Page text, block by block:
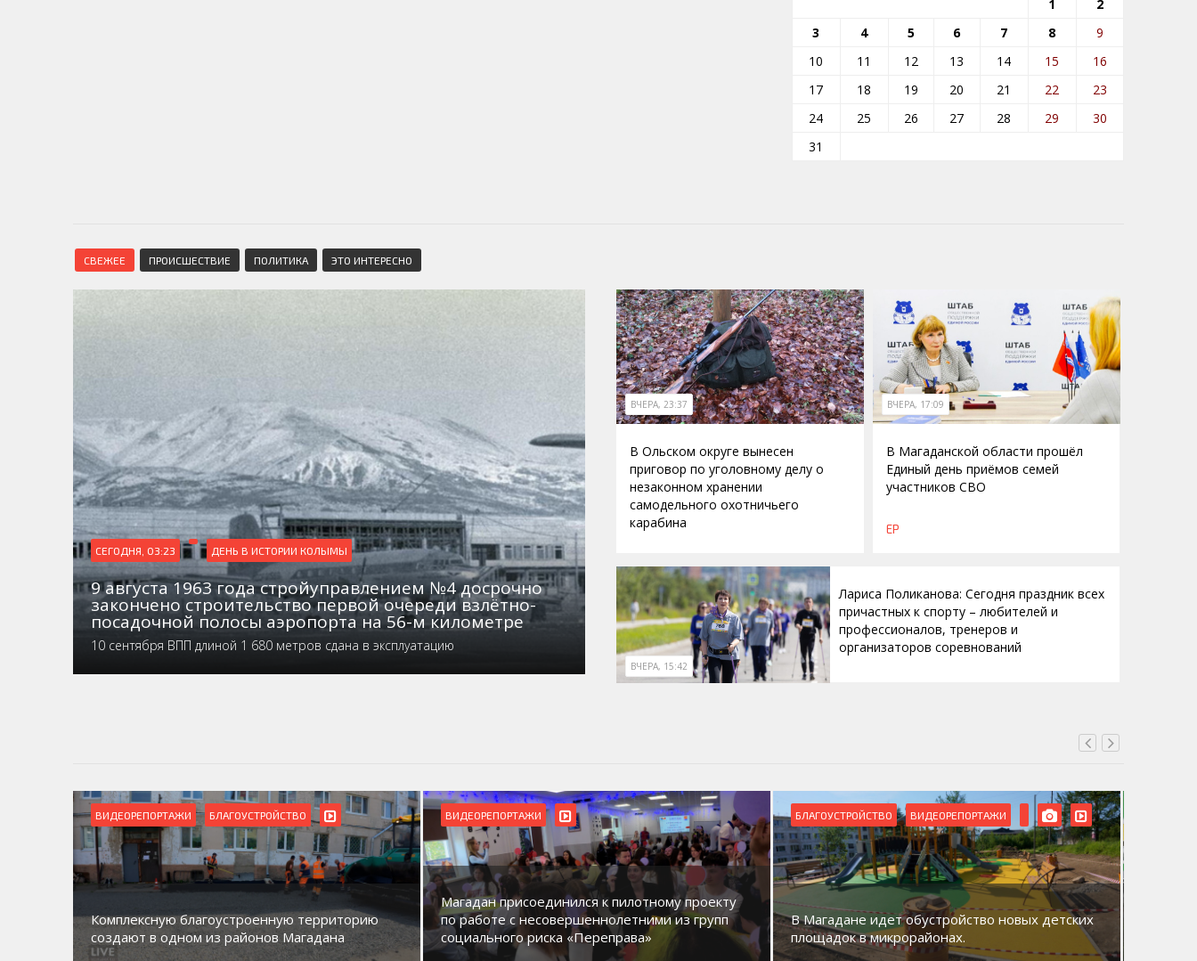
1
2
3
4 5 6 7 8
9
10
11 12 13 14 15
16
17
18 19 20 21 22
23
24
25 26 27 28 29
30
31
СВЕЖЕЕ ПРОИСШЕСТВИЕ ПОЛИТИКА ЭТО ИНТЕРЕСНО
СЕГОДНЯ, 03:23 ДЕНЬ В ИСТОРИИ КОЛЫМЫ
9 августа 1963 года стройуправлением №4 досрочно
закончено строительство первой очереди взлётно-
посадочной полосы аэропорта на 56-м километре
10 сентября ВПП длиной 1 680 метров сдана в эксплуатацию
ВЧЕРА, 23:37
В Ольском округе вынесен
приговор по уголовному делу о
незаконном хранении
самодельного охотничьего
карабина
ВЧЕРА, 17:09
В Магаданской области прошёл
Единый день приёмов семей
участников СВО
ЕР
ВЧЕРА, 15:42
Лариса Поликанова: Сегодня праздник всех
причастных к спорту – любителей и
профессионалов, тренеров и
организаторов соревнований
ВИДЕОРЕПОРТАЖИ БЛАГОУСТРОЙСТВО
Комплексную благоустроенную территорию
создают в одном из районов Магадана
ВИДЕОРЕПОРТАЖИ
Магадан присоединился к пилотному проекту
по работе с несовершеннолетними из групп
социального риска «Переправа»
БЛАГОУСТРОЙСТВО ВИДЕОРЕПОРТАЖИ
В Магадане идет обустройство новых детских
площадок в микрорайонах.